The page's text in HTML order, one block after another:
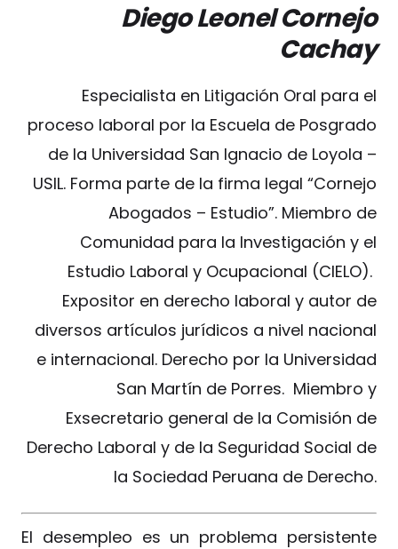
Diego Leonel Cornejo
Cachay
Especialista en Litigación Oral para el
proceso laboral por la Escuela de Posgrado
de la Universidad San Ignacio de Loyola –
USIL. Forma parte de la firma legal “Cornejo
Abogados – Estudio”. Miembro de
Comunidad para la Investigación y el
Estudio Laboral y Ocupacional (CIELO).
Expositor en derecho laboral y autor de
diversos artículos jurídicos a nivel nacional
e internacional. Derecho por la Universidad
San Martín de Porres. Miembro y
Exsecretario general de la Comisión de
Derecho Laboral y de la Seguridad Social de
la Sociedad Peruana de Derecho.
El desempleo es un problema persistente